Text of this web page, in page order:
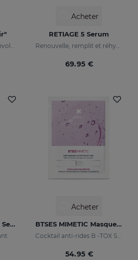
Acheter
RETIAGE 5 Serum
69.95 €
HIDRADERM HYAL 5 Serum
Acheter
BTSES MIMETIC Masque Facial
Cocktail anti-rides B -TOX SYSTEM +
54.95 €